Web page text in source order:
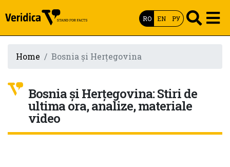
RO EN РУ
Home Bosnia și Herțegovina
Bosnia și Herțegovina: Stiri de
ultima ora, analize, materiale
video